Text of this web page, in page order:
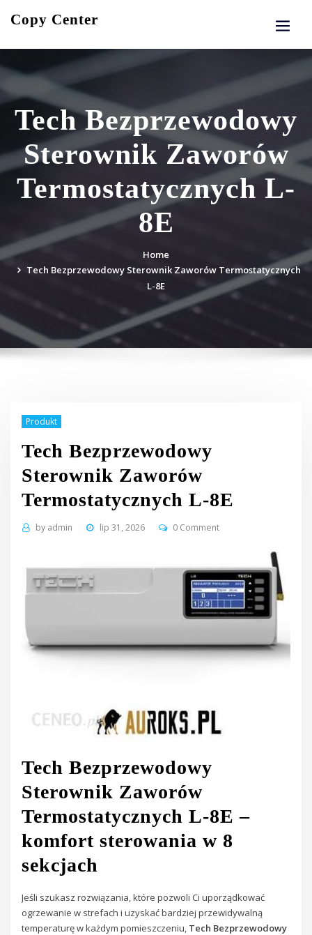
Copy Center
Tech Bezprzewodowy
Sterownik Zaworów
Termostatycznych L-
8E
Home
Tech Bezprzewodowy Sterownik Zaworów Termostatycznych
L-8E
Produkt
Tech Bezprzewodowy
Sterownik Zaworów
Termostatycznych L-8E
by admin lip 31, 2026 0 Comment
Tech Bezprzewodowy
Sterownik Zaworów
Termostatycznych L-8E –
komfort sterowania w 8
sekcjach
Jeśli szukasz rozwiązania, które pozwoli Ci uporządkować
ogrzewanie w strefach i uzyskać bardziej przewidywalną
temperaturę w każdym pomieszczeniu, Tech Bezprzewodowy